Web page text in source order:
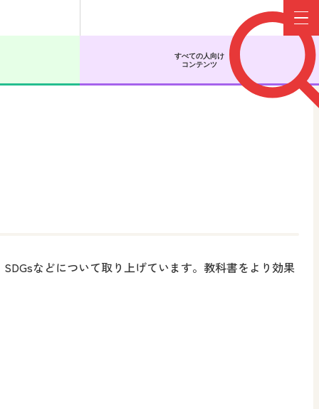
すべての人向け
コンテンツ
などについて取り上げています。教科書をより効果